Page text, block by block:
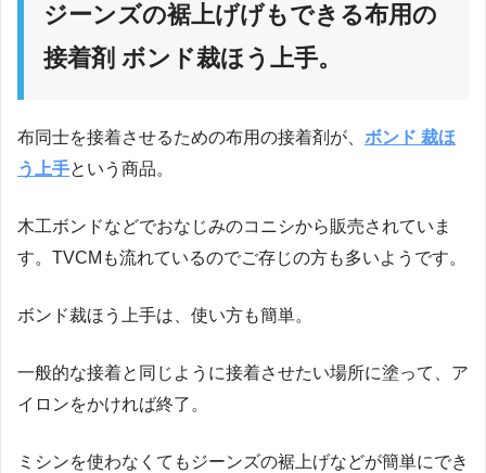
ジーンズの裾上げげもできる布用の
接着剤 ボンド裁ほう上手。
布同士を接着させるための布用の接着剤が、 ボンド 裁ほ
う上手という商品。
木工ボンドなどでおなじみのコニシから販売されていま
す。TVCMも流れているのでご存じの方も多いようです。
ボンド裁ほう上手は、使い方も簡単。
一般的な接着と同じように接着させたい場所に塗って、ア
イロンをかければ終了。
ミシンを使わなくてもジーンズの裾上げなどが簡単にでき